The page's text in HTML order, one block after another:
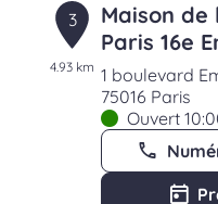
3
4.93 km
Maison
Paris 16e
1 boulevard
75016 Paris
Ouvert